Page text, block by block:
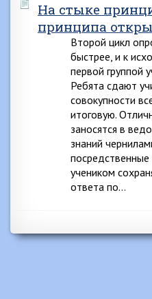
На стыке
принципа
Второй цикл
быстрее, и к
первой группой
Ребята сдают
совокупности
итоговую.
заносятся в
знаний
учеником
ответа по…